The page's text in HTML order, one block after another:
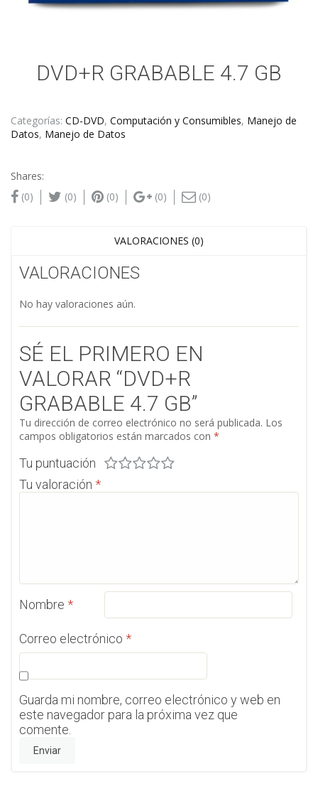
DVD+R GRABABLE 4.7 GB
Categorías: CD-DVD, Computación y Consumibles, Manejo de
Datos, Manejo de Datos
Shares:
(0)
(0) (0) (0) (0)
VALORACIONES (0)
VALORACIONES
No hay valoraciones aún.
SÉ EL PRIMERO EN
VALORAR “DVD+R
GRABABLE 4.7 GB”
Tu dirección de correo electrónico no será publicada. Los
campos obligatorios están marcados con *
Tu puntuación
Tu valoración *
Nombre *
Correo electrónico *
Guarda mi nombre, correo electrónico y web en
este navegador para la próxima vez que
comente.